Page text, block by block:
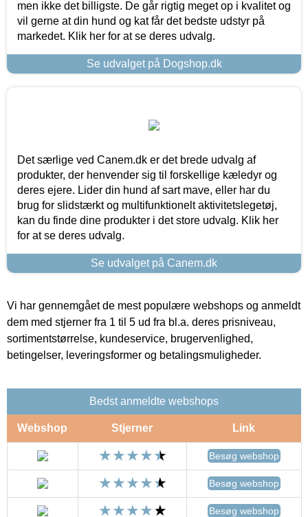
men ikke det billigste. De går rigtig meget op i kvalitet og
vil gerne at din hund og kat får det bedste udstyr på
markedet. Klik her for at se deres udvalg.
Se udvalget på Dogshop.dk
Det særlige ved Canem.dk er det brede udvalg af
produkter, der henvender sig til forskellige kæledyr og
deres ejere. Lider din hund af sart mave, eller har du
brug for slidstærkt og multifunktionelt aktivitetslegetøj,
kan du finde dine produkter i det store udvalg. Klik her
for at se deres udvalg.
Se udvalget på Canem.dk
Vi har gennemgået de mest populære webshops og anmeldt
dem med stjerner fra 1 til 5 ud fra bl.a. deres prisniveau,
sortimentstørrelse, kundeservice, brugervenlighed,
betingelser, leveringsformer og betalingsmuligheder.
Bedst anmeldte webshops
Webshop Stjerner Link
Besøg webshop
Besøg webshop
Besøg webshop